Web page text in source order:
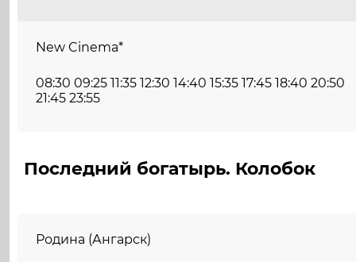
New Cinema*
08:30 09:25 11:35 12:30 14:40 15:35 17:45 18:40 20:50
21:45 23:55
Последний богатырь. Колобок
Родина (Ангарск)